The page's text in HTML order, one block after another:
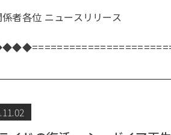
関係者各位 ニュー
式会社